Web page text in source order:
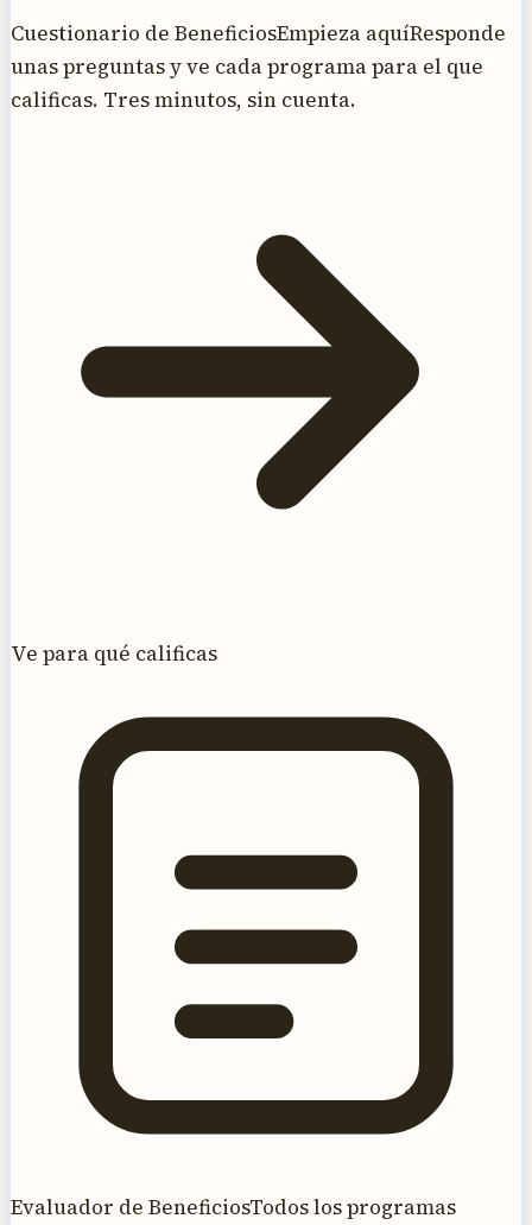
Cuestionario de BeneficiosEmpieza aquíResponde
unas preguntas y ve cada programa para el que
calificas. Tres minutos, sin cuenta.
Ve para qué calificas
Evaluador de BeneficiosTodos los programas